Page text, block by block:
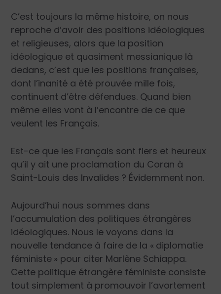
C’est toujours la même histoire, on nous
reproche d’avoir des positions idéologiques
et religieuses, alors que la position
idéologique et quasiment messianique là
dedans, c’est que les positions françaises,
dont l’inanité a été prouvée mille fois,
continuent d’être défendues. Quand bien
même elles vont à l’encontre de ce que
veulent les Français.
Est-ce que les Français sont fiers et heureux
qu’il y ait une proclamation du Coran à
Saint-Louis des Invalides ? Évidemment non.
Aujourd’hui nous sommes dans
l’accumulation des politiques étrangères
idéologiques. Nous le voyons dans la
nouvelle tendance à faire de la « diplomatie
féministe » pour citer Marlène Schiappa.
Cette politique étrangère féministe consiste
tout simplement à promouvoir l’avortement